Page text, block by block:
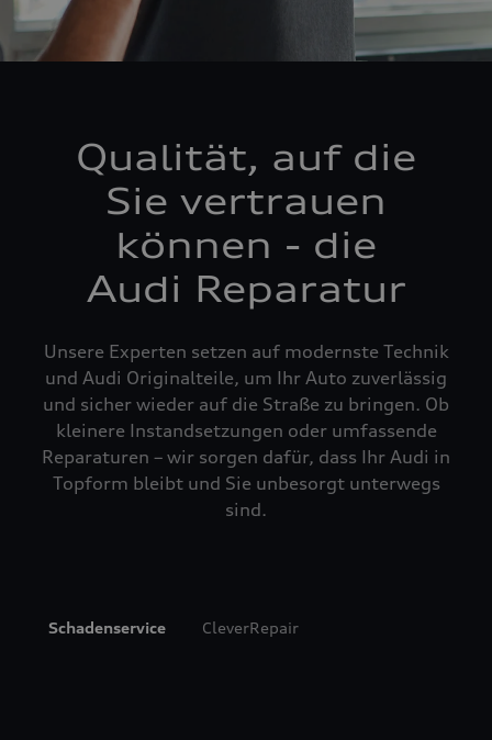
Qualität, auf die
Sie vertrauen
können - die
Audi Reparatur
Unsere Experten setzen auf modernste Technik
und Audi Originalteile, um Ihr Auto zuverlässig
und sicher wieder auf die Straße zu bringen. Ob
kleinere Instandsetzungen oder umfassende
Reparaturen – wir sorgen dafür, dass Ihr Audi in
Topform bleibt und Sie unbesorgt unterwegs
sind.
Schadenservice CleverRepair